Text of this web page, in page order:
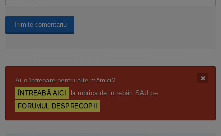
Ai o întrebare pentru alte mămici?
ÎNTREABĂ AICI
la rubrica de întrebări SAU pe
FORUMUL DESPRECOPII